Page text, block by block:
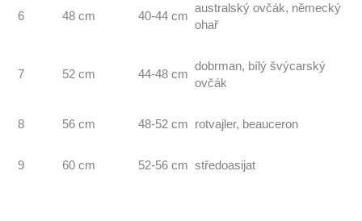
6 48 cm 40-44 cm
australský ovčák, německý
ohař
7 52 cm 44-48 cm
dobrman, bílý švýcarský
ovčák
8 56 cm 48-52 cm rotvajler, beauceron
9 60 cm 52-56 cm středoasijat